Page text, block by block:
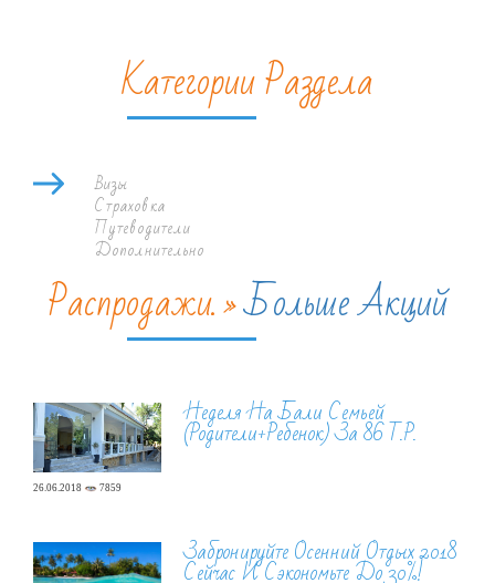
Категории Раздела
Визы
Страховка
Путеводители
Дополнительно
Распродажи. »Больше Акций
26.06.2018 7859
Неделя На Бали Семьей
(родители+ребенок) За 86 Т.р.
Забронируйте Осенний Отдых 2018
Сейчас И Сэкономьте До 30%!